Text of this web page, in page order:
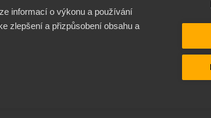
o
o
k
b
e
r
m
Více info a QR kód najdeš na
informací o výkonu a používání
zlepšení a přizpůsobení obsahu a